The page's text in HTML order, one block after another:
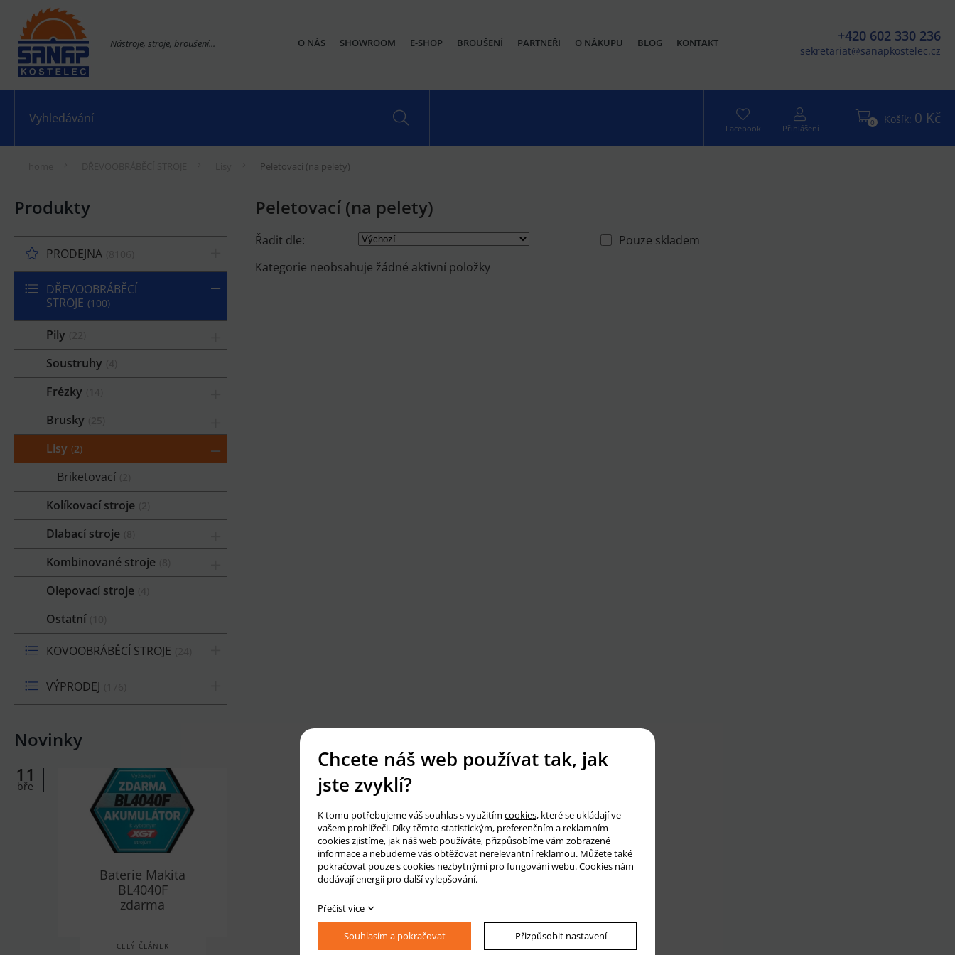
Nástroje, stroje, broušení... +420 602 330 236
sekretariat@sanapkostelec.cz
O NÁS SHOWROOM E-SHOP BROUŠENÍ PARTNEŘI O NÁKUPU BLOG KONTAKT
0 Košík: 0 Kč
Facebook Přihlášení
Peletovací (na pelety)
Produkty
PRODEJNA
DŘEVOOBRÁBĚCÍ
STROJE 100
Pily
Soustruhy
Frézky
Brusky
Lisy 2
Briketovací
Kolíkovací stroje
Dlabací stroje
Kombinované stroje
Olepovací stroje
Ostatní
KOVOOBRÁBĚCÍ STROJE
VÝPRODEJ
Novinky
11
bře
Baterie Makita
BL4040F
zdarma
CELÝ ČLÁNEK
Peletovací (na pelety)
Řadit dle:
Pouze skladem
Kategorie neobsahuje žádné aktivní položky
Chcete náš web používat tak, jak
jste zvyklí?
K tomu potřebujeme váš souhlas s využitím cookies, které se ukládají ve
vašem prohlížeči. Díky těmto statistickým, preferenčním a reklamním
cookies zjistíme, jak náš web používáte, přizpůsobíme vám zobrazené
informace a nebudeme vás obtěžovat nerelevantní reklamou. Můžete také
pokračovat pouze s cookies nezbytnými pro fungování webu. Cookies nám
dodávají energii pro další vylepšování.
Přečíst více
Souhlasím a pokračovat Přizpůsobit nastavení